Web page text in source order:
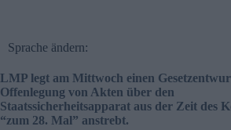
Sprache ändern:
LMP legt am Mittwoch einen
Offenlegung von Akten über den
Staatssicherheitsapparat aus der Zeit des
“zum 28. Mal” anstrebt.